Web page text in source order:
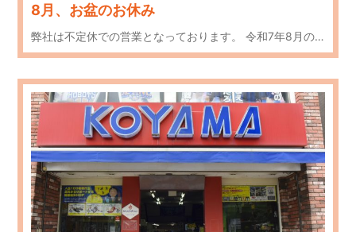
8月、お盆のお休み
弊社は不定休での営業となっております。 令和7年8月の…